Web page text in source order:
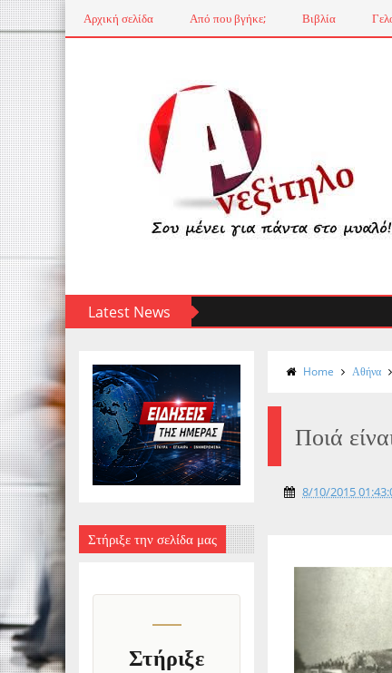
Αρχική σελίδα Από που βγήκε; Βιβλία
Latest News
Στήριξε την σελίδα μας
Στήριξε
Home Αθήνα
Ποιά
8/10/2015